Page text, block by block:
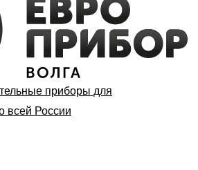
приборы для
всей России